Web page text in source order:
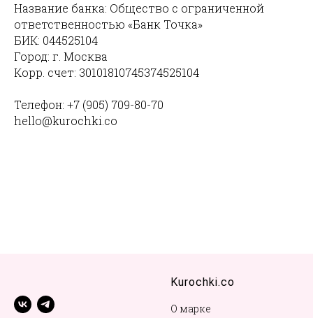
Название банка: Общество с ограниченной
ответственностью «Банк Точка»
БИК: 044525104
Город: г. Москва
Корр. счет: 30101810745374525104
Телефон: +7 (905) 709-80-70
hello@kurochki.co
Kurochki.co
О марке